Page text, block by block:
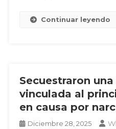
Continuar leyendo
Secuestraron
vinculada al
en causa por
Diciembre 28, 2025